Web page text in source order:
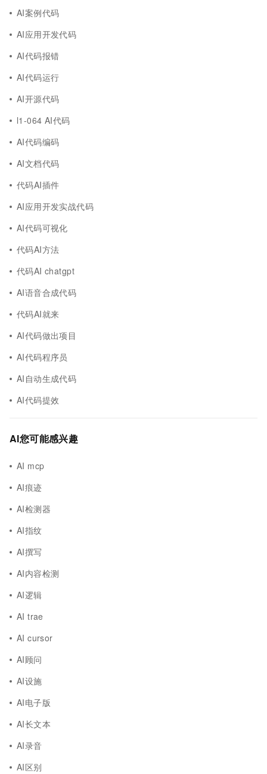
AI案例代码
AI应用开发代码
AI代码报错
AI代码运行
AI开源代码
l1-064 AI代码
AI代码编码
AI文档代码
代码AI插件
AI应用开发实战代码
AI代码可视化
代码AI方法
代码AI chatgpt
AI语音合成代码
代码AI就来
AI代码做出项目
AI代码程序员
AI自动生成代码
AI代码提效
AI您可能感兴趣
AI mcp
AI痕迹
AI检测器
AI指纹
AI撰写
AI内容检测
AI逻辑
AI trae
AI cursor
AI顾问
AI设施
AI电子版
AI长文本
AI录音
AI区别